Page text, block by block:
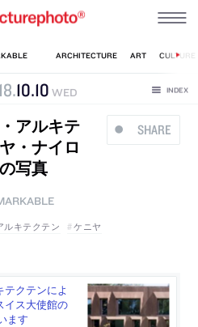
.10.10 WED
SHARE
アルキテ
・ナイロ
写真
ルキテクテン ケニヤ
クテンによ
イス大使館の
ます